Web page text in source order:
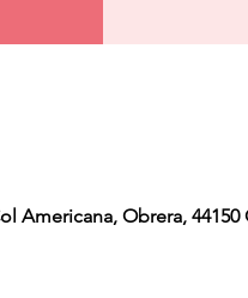
Americana, Obrera,